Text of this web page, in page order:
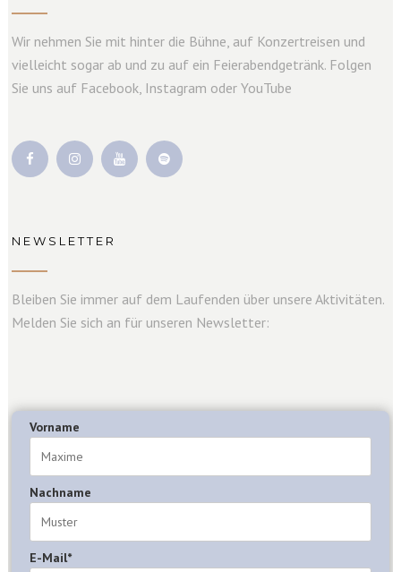
Wir nehmen Sie mit hinter die Bühne, auf Konzertreisen und
vielleicht sogar ab und zu auf ein Feierabendgetränk. Folgen
Sie uns auf Facebook, Instagram oder YouTube
NEWSLETTER
Bleiben Sie immer auf dem Laufenden über unsere Aktivitäten.
Melden Sie sich an für unseren Newsletter:
Vorname
Nachname
E-Mail*